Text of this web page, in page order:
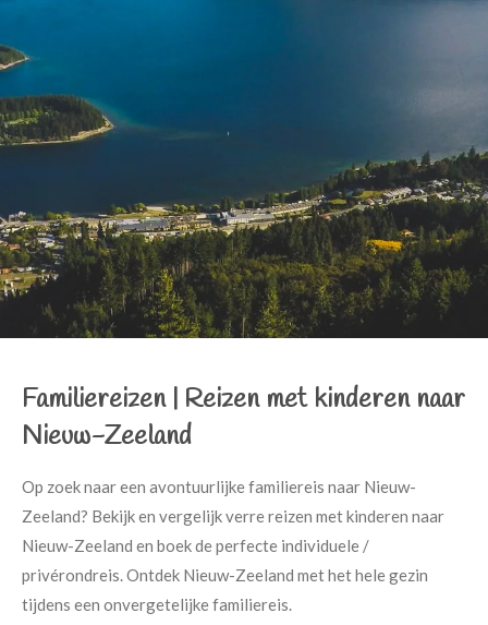
Familiereizen | Reizen met kinderen naar
Nieuw-Zeeland
Op zoek naar een avontuurlijke familiereis naar Nieuw-
Zeeland? Bekijk en vergelijk verre reizen met kinderen naar
Nieuw-Zeeland en boek de perfecte individuele /
privérondreis. Ontdek Nieuw-Zeeland met het hele gezin
tijdens een onvergetelijke familiereis.